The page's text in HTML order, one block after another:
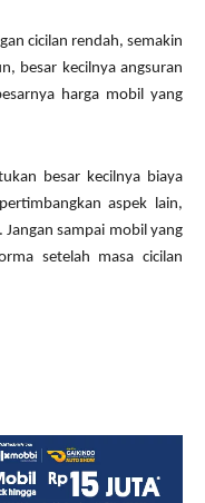
cicilan rendah, semakin
besar kecilnya angsuran
harga mobil yang
besar kecilnya biaya
aspek lain,
sampai mobil yang
setelah masa cicilan